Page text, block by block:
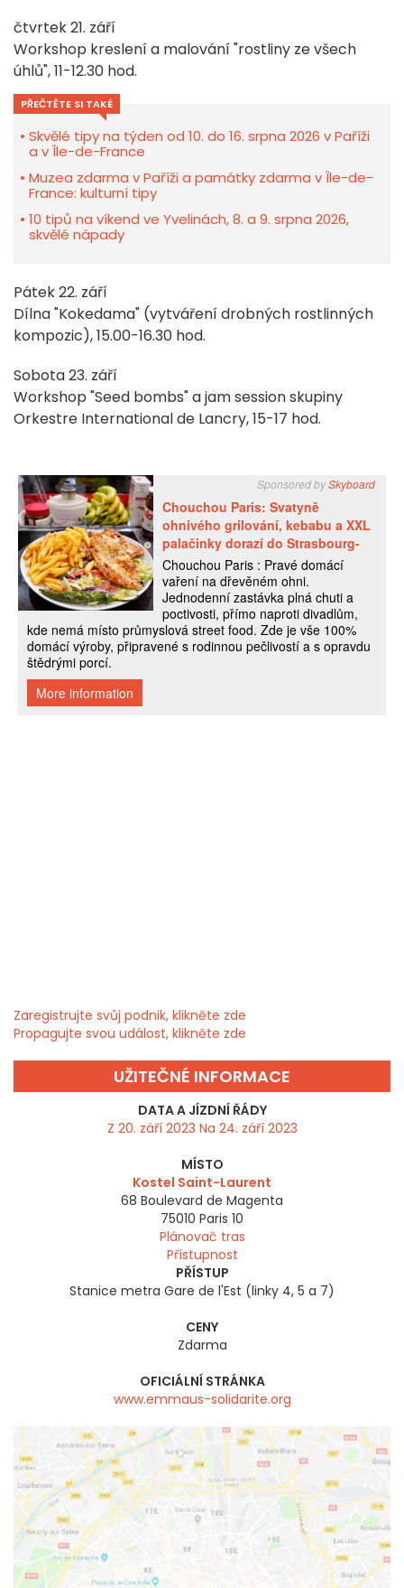
čtvrtek 21. září
Workshop kreslení a malování "rostliny ze všech
úhlů", 11-12.30 hod.
PŘEČTĚTE SI TAKÉ
Skvělé tipy na týden od 10. do 16. srpna 2026 v Paříži
a v Île-de-France
Muzea zdarma v Paříži a památky zdarma v Île-de-
France: kulturní tipy
10 tipů na víkend ve Yvelinách, 8. a 9. srpna 2026,
skvělé nápady
Pátek 22. září
Dílna "Kokedama" (vytváření drobných rostlinných
kompozic), 15.00-16.30 hod.
Sobota 23. září
Workshop "Seed bombs" a jam session skupiny
Orkestre International de Lancry, 15-17 hod.
Zaregistrujte svůj podnik, klikněte zde
Propagujte svou událost, klikněte zde
UŽITEČNÉ INFORMACE
DATA A JÍZDNÍ ŘÁDY
Z 20. září 2023 Na 24. září 2023
MÍSTO
Kostel Saint-Laurent
68 Boulevard de Magenta
75010 Paris 10
Plánovač tras
Přístupnost
PŘÍSTUP
Stanice metra Gare de l'Est (linky 4, 5 a 7)
CENY
Zdarma
OFICIÁLNÍ STRÁNKA
www.emmaus-solidarite.org